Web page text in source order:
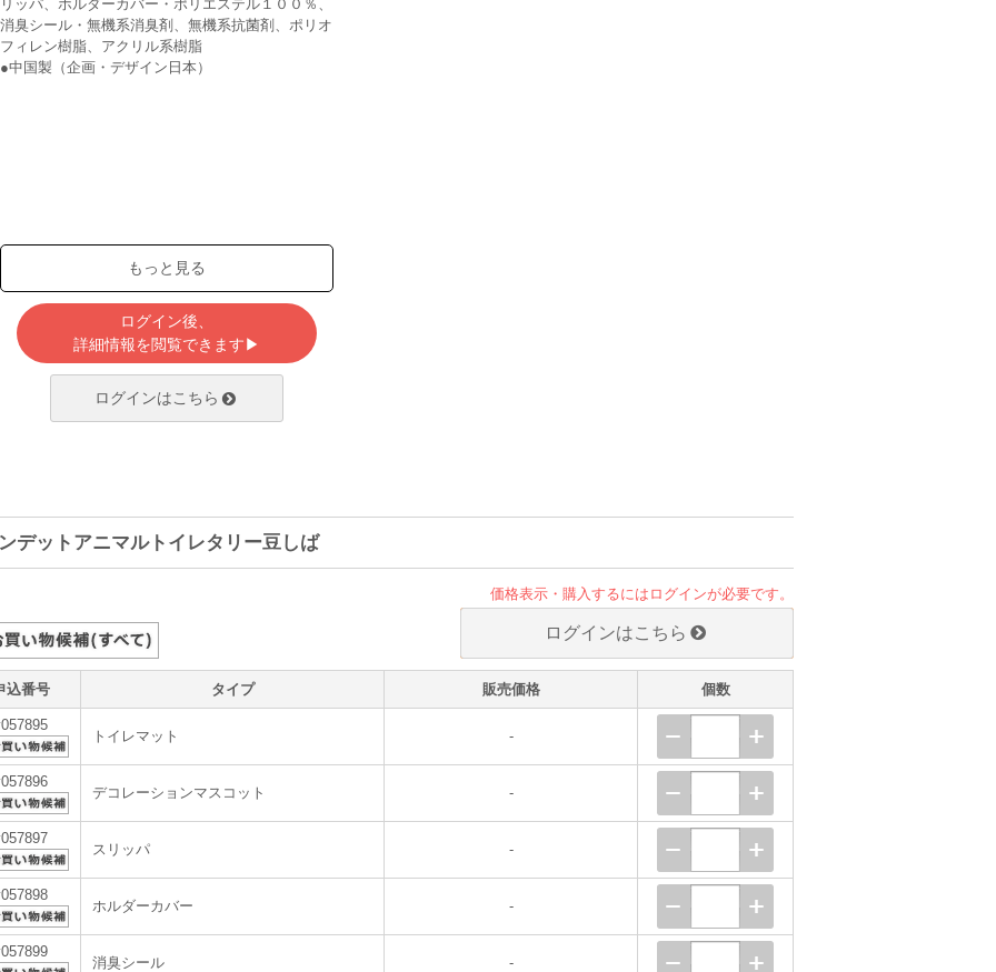
リッパ、ホルダーカバー・ポリエステル１００％、
消臭シール・無機系消臭剤、無機系抗菌剤、ポリオ
フィレン樹脂、アクリル系樹脂
●中国製（企画・デザイン日本）
もっと見る
ログイン後、
詳細情報を閲覧できます▶
ログインはこちら
デットアニマルトイレタリー豆しば
価格表示・購入するにはログインが必要です。
ログインはこちら
込番号 タイプ 販売価格 個数
トイレマット -
デコレーションマスコット -
スリッパ -
ホルダーカバー -
消臭シール -